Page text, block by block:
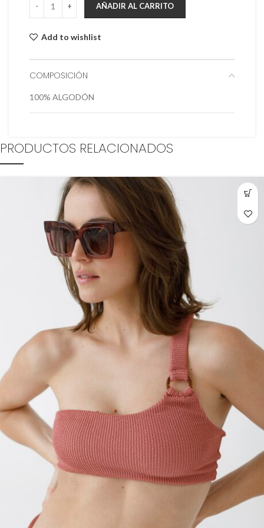
AÑADIR AL CARRITO
Add to wishlist
COMPOSICIÓN
100% ALGODÓN
PRODUCTOS RELACIONADOS